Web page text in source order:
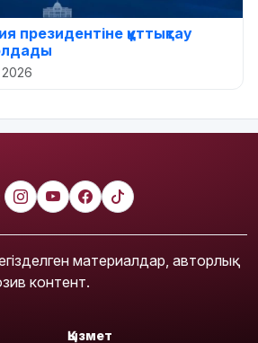
президентіне құттықтау
материалдар, авторлық
контент.
Қызмет